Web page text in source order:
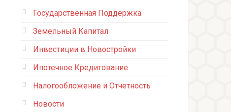
Государственная Поддержка
Земельный Капитал
Инвестиции в Новостройки
Ипотечное Кредитование
Налогообложение и Отчетность
Новости